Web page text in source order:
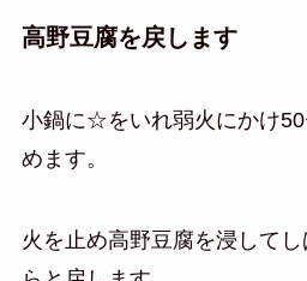
高野豆腐を戻します
小鍋に☆をいれ弱火にかけ
めます。
火を止め高野豆腐を浸して